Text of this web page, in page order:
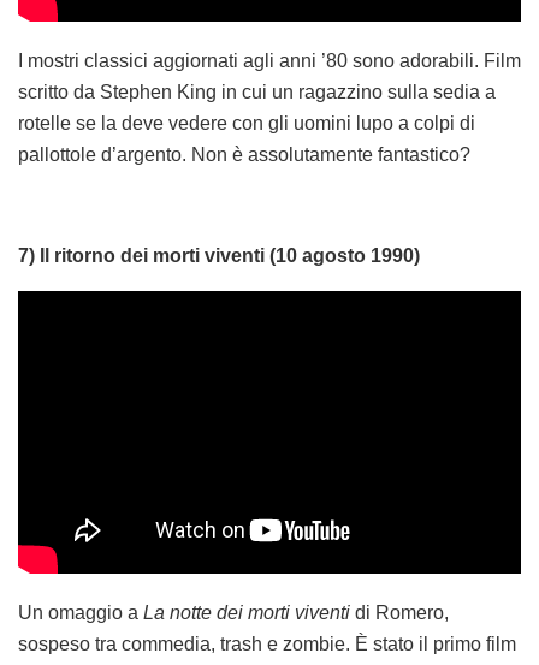
I mostri classici aggiornati agli anni ’80 sono adorabili. Film
scritto da Stephen King in cui un ragazzino sulla sedia a
rotelle se la deve vedere con gli uomini lupo a colpi di
pallottole d’argento. Non è assolutamente fantastico?
7) Il ritorno dei morti viventi (10 agosto 1990)
Un omaggio a La notte dei morti viventi di Romero,
sospeso tra commedia, trash e zombie. È stato il primo film